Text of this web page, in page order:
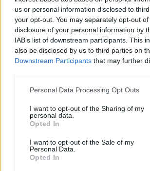
us or personal information disclosed to
your opt-out. You may separately opt-out
disclosure of your personal information by
IAB’s list of downstream participants. This
also be disclosed by us to third parties on
Downstream Participants that may further
Personal Data Processing Opt Outs
I want to opt-out of the Sharing of my
personal data.
Opted In
I want to opt-out of the Sale of my
Personal Data.
Opted In